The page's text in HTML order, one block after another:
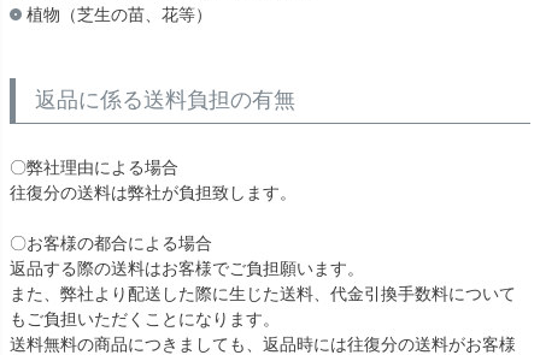
植物（芝生の苗、花等）
返品に係る送料負担の有無
〇弊社理由による場合
往復分の送料は弊社が負担致します。
〇お客様の都合による場合
返品する際の送料はお客様でご負担願います。
また、弊社より配送した際に生じた送料、代金引換手数料について
もご負担いただくことになります。
送料無料の商品につきましても、返品時には往復分の送料がお客様